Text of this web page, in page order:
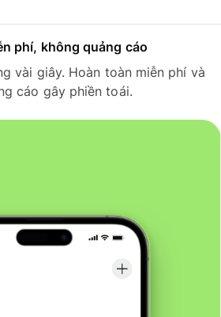
phí, không quảng cáo
vài giây. Hoàn toàn miễn phí và
cáo gây phiền toái.